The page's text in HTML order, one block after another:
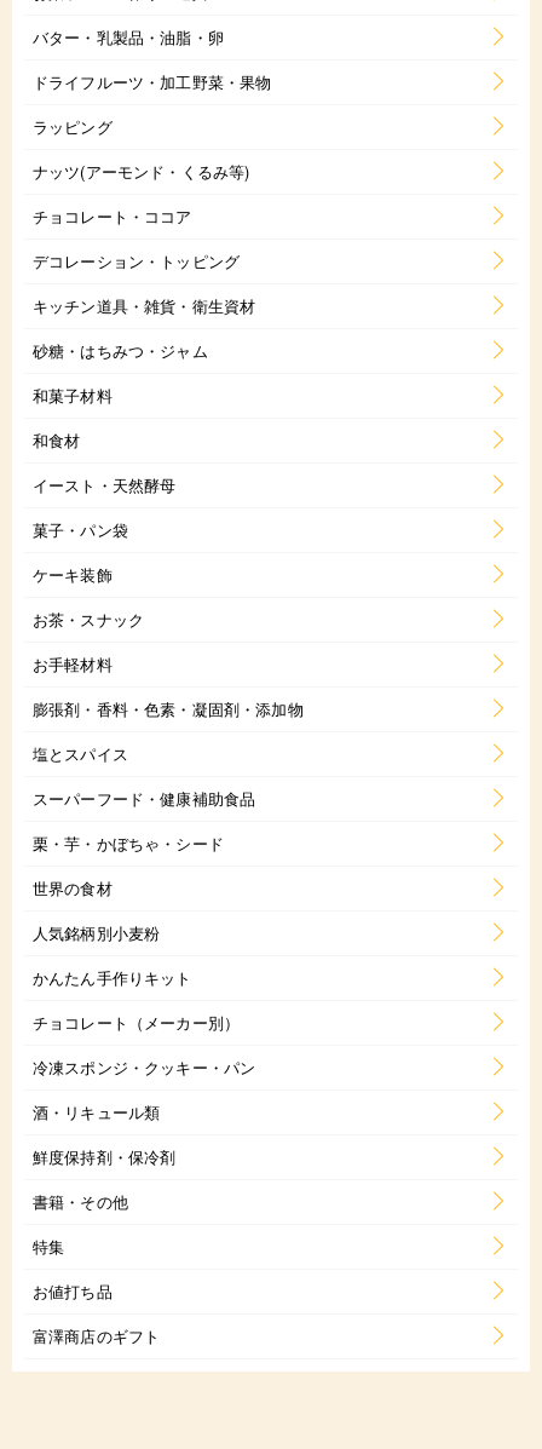
バター・乳製品・油脂・卵
ドライフルーツ・加工野菜・果物
ラッピング
ナッツ(アーモンド・くるみ等)
チョコレート・ココア
デコレーション・トッピング
キッチン道具・雑貨・衛生資材
砂糖・はちみつ・ジャム
和菓子材料
和食材
イースト・天然酵母
菓子・パン袋
ケーキ装飾
お茶・スナック
お手軽材料
膨張剤・香料・色素・凝固剤・添加物
塩とスパイス
スーパーフード・健康補助食品
栗・芋・かぼちゃ・シード
世界の食材
人気銘柄別小麦粉
かんたん手作りキット
チョコレート（メーカー別）
冷凍スポンジ・クッキー・パン
酒・リキュール類
鮮度保持剤・保冷剤
書籍・その他
特集
お値打ち品
富澤商店のギフト